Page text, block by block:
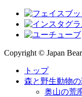
Copyright © Japan
トップ
森と野生動物
奥山の荒